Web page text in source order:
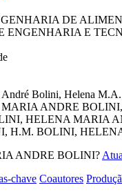
DE
ENGENHARIA E
Bolini, Helena M.A.
MARIA ANDRE
HELENA MARIA
H.M. BOLINI,
ANDRE BOLINI?
chave Coautores